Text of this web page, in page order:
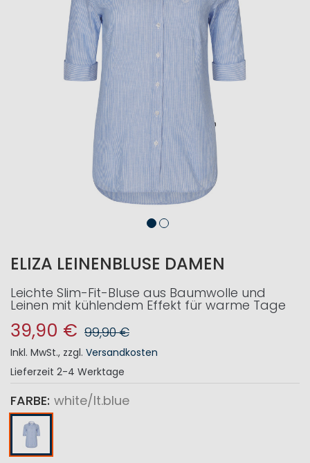
ELIZA LEINENBLUSE DAMEN
Leichte Slim-Fit-Bluse aus Baumwolle und
Leinen mit kühlendem Effekt für warme Tage
39,90 € 99,90 €
Inkl. MwSt., zzgl. Versandkosten
Lieferzeit 2-4 Werktage
FARBE white/lt.blue